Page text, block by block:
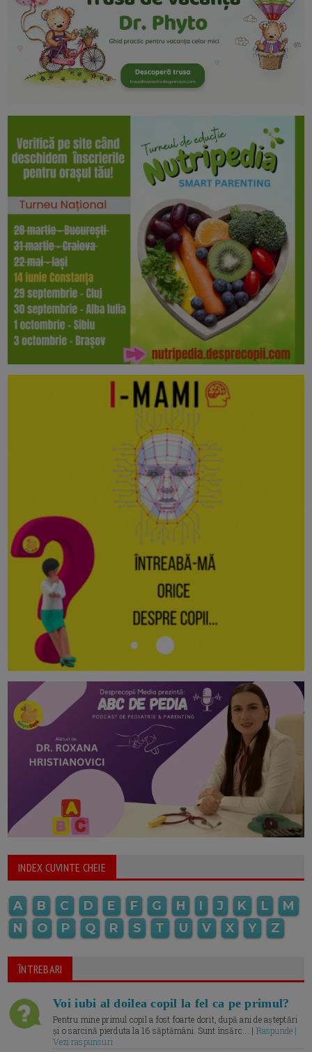
INDEX CUVINTE CHEIE
A B C D E F G H I J K L
M
N
O P Q R S T U V X Y Z
ÎNTREBARI
Voi iubi al doilea copil la fel ca pe primul?
Pentru mine primul copil a fost foarte dorit, după ani de așteptări
și o sarcină pierduta la 16 săptămâni. Sunt însărc... | Raspunde |
Vezi raspunsuri